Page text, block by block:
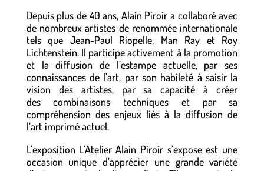
Depuis plus de 40 ans, Alain Piroir a collaboré avec
de nombreux artistes de renommée internationale
tels que Jean-Paul Riopelle, Man Ray et Roy
Lichtenstein. Il participe activement à la promotion
et la diffusion de l’estampe actuelle, par ses
connaissances de l’art, par son habileté à saisir la
vision des artistes, par sa capacité à créer
des combinaisons techniques et par sa
compréhension des enjeux liés à la diffusion de
l’art imprimé actuel.
L’exposition L’Atelier Alain Piroir s’expose est une
occasion unique d’apprécier une grande variété